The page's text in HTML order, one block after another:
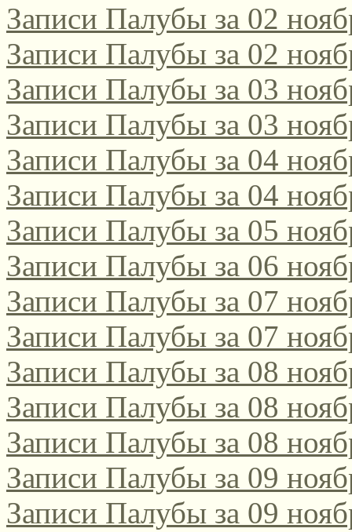
Участвуйте в
поэтическом интернет-
2021/2022!
Да, этот конкурс,
русскоязычных поэтов
поэтов-россиян,
Соответствующее
[url=http://
Записи Палубы за 02
Записи Палубы за 02
Записи Палубы за 03
Записи Палубы за 03
Записи Палубы за 04
Записи Палубы за 04
Записи Палубы за 05
Записи Палубы за 06
Записи Палубы за 07
Записи Палубы за 07
Записи Палубы за 08
Записи Палубы за 08
Записи Палубы за 08
Записи Палубы за 09
Записи Палубы за 09